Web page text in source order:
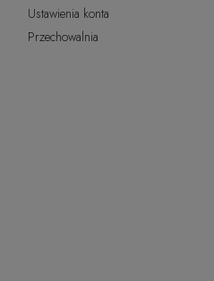
Ustawienia konta
Przechowalnia